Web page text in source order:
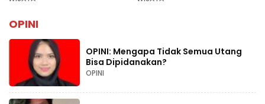
OPINI
OPINI: Mengapa Tidak Semua Utang
Bisa Dipidanakan?
OPINI